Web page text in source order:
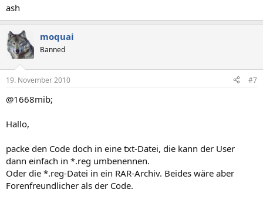
0e7280313bf0}]
[-HKEY_CLASSES_ROOT\CLSID\{0CD7A5C0-9F37-11CE-AE65-
08002B2E1262}]
[-
HKEY_LOCAL_MACHINE\COMPONENTS\DerivedData\Components\
x86_microsoft-windows-
zipfldr.resources_31bf3856ad364e35_6.0.6000.16386_de-
de_6850218192833661]
[-
x86_microsoft-windows-
zipfldr_31bf3856ad364e35_6.0.6000.16386_none_75cf8840385d75c7]
[-HKEY_LOCAL_MACHINE\COMPONENTS\Winners\x86_microsoft-
windows-zipfldr.resources_31bf3856ad364e35_de-
ash
moquai
Banned
19. November 2010 #7
@1668mib;
Hallo,
packe den Code doch in eine txt-Datei, die kann der User
dann einfach in *.reg umbenennen.
Oder die *.reg-Datei in ein RAR-Archiv. Beides wäre aber
Forenfreundlicher als der Code.